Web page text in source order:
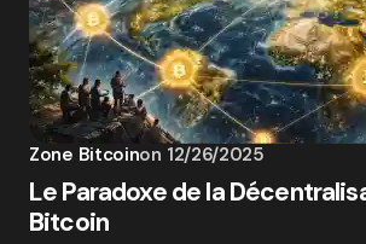
Zone Bitcoinon 12/26/2025
Le Paradoxe de la
Bitcoin